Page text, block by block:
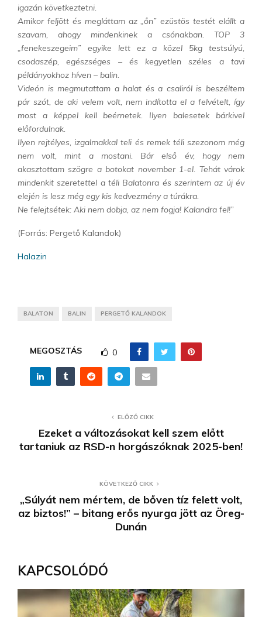
igazán következtetni.
Amikor feljött és megláttam az „őn” ezüstös testét elállt a
szavam, ahogy mindenkinek a csónakban. TOP 3
„fenekeszegeim” egyike lett ez a közel 5kg testsúlyú,
csodaszép, egészséges – és kegyetlen széles a tavi
példányokhoz híven – balin.
Videón is megmutattam a halat és a csaliról is beszéltem
pár szót, de aki velem volt, nem indította el a felvételt, így
most a képpel kell beérnetek. Ilyen balesetek bárkivel
előfordulnak.
Ilyen rejtélyes, izgalmakkal teli és remek téli szezonom még
nem volt, mint a mostani. Bár első év, hogy nem
akasztottam szögre a botokat november 1-el. Tehát várok
mindenkit szeretettel a téli Balatonra és szerintem az új év
elején is lesz még egy kis kedvezmény a túrákra.
Ne felejtsétek: Aki nem dobja, az nem fogja! Kalandra fel!”
(Forrás: Pergető Kalandok)
Halazin
BALATON BALIN PERGETŐ KALANDOK
MEGOSZTÁS 0
ELŐZŐ CIKK
Ezeket a változásokat kell szem előtt
tartaniuk az RSD-n horgászóknak 2025-ben!
KÖVETKEZŐ CIKK
„Súlyát nem mértem, de bőven tíz felett volt,
az biztos!” – bitang erős nyurga jött az Öreg-
Dunán
KAPCSOLÓDÓ